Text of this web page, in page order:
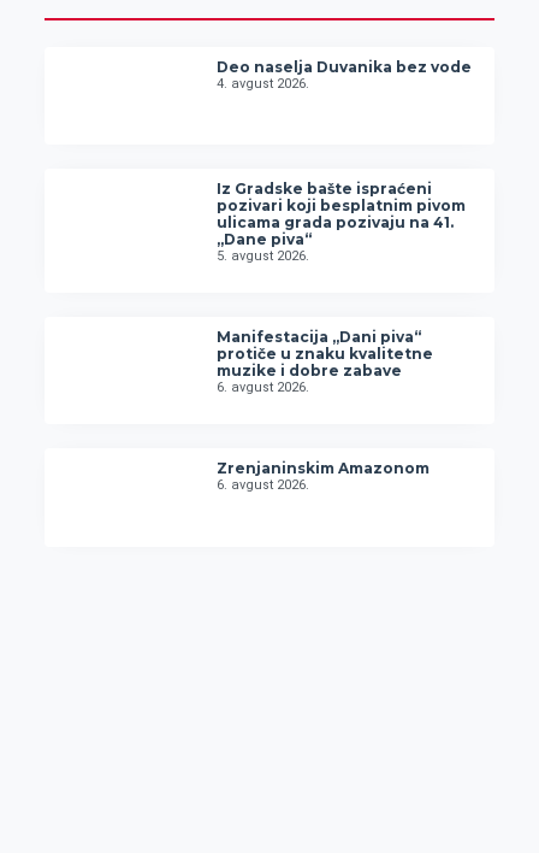
Deo naselja Duvanika bez vode
4. avgust 2026.
Iz Gradske bašte ispraćeni
pozivari koji besplatnim pivom
ulicama grada pozivaju na 41.
„Dane piva“
5. avgust 2026.
Manifestacija „Dani piva“
protiče u znaku kvalitetne
muzike i dobre zabave
6. avgust 2026.
Zrenjaninskim Amazonom
6. avgust 2026.